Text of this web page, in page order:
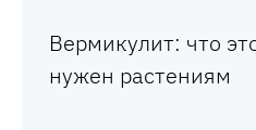
Вермикулит: что
нужен растениям